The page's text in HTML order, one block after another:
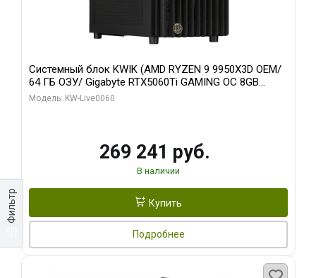
Фильтр
Системный блок KWIK (AMD RYZEN 9 9950X3D OEM/
64 ГБ ОЗУ/ Gigabyte RTX5060Ti GAMING OC 8GB
GDDR7 128bit 3xDP H/ 1 ТБ SSD)
Модель: KW-Live0060
269 241 руб.
В наличии
Купить
Подробнее